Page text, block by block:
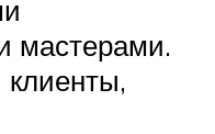
мастерами.